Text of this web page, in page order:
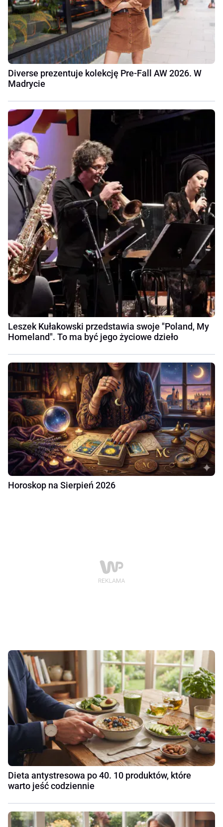
Diverse prezentuje kolekcję Pre-Fall AW 2026. W
Madrycie
Leszek Kułakowski przedstawia swoje "Poland, My
Homeland". To ma być jego życiowe dzieło
Horoskop na Sierpień 2026
Dieta antystresowa po 40. 10 produktów, które
warto jeść codziennie